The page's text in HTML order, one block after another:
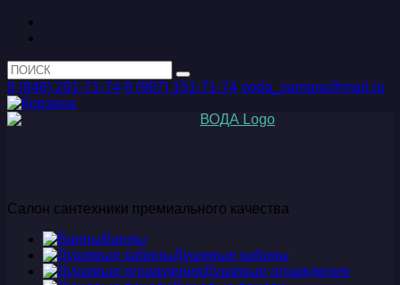
8 (846) 201-71-74 8 (987) 151-71-74 voda_samara@mail.ru
Салон сантехники премиального качества
Ванны
Душевые кабины
Душевые ограждения